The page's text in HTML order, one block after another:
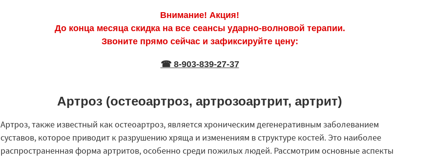
Внимание! Акция!
До конца месяца скидка на все сеансы ударно-волновой терапии.
Звоните прямо сейчас и зафиксируйте цену:
☎ 8-903-839-27-37
Артроз (остеоартроз, артрозоартрит, артрит)
Артроз, также известный как остеоартроз, является хроническим дегенеративным заболеванием
суставов, которое приводит к разрушению хряща и изменениям в структуре костей. Это наиболее
распространенная форма артритов, особенно среди пожилых людей. Рассмотрим основные аспекты